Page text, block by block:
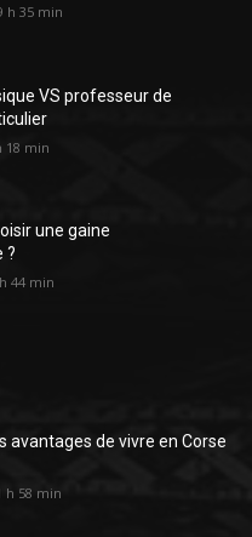
h 35 min
VS professeur de
18 min
une gaine
?
44 min
avantages de vivre en Corse
h 58 min